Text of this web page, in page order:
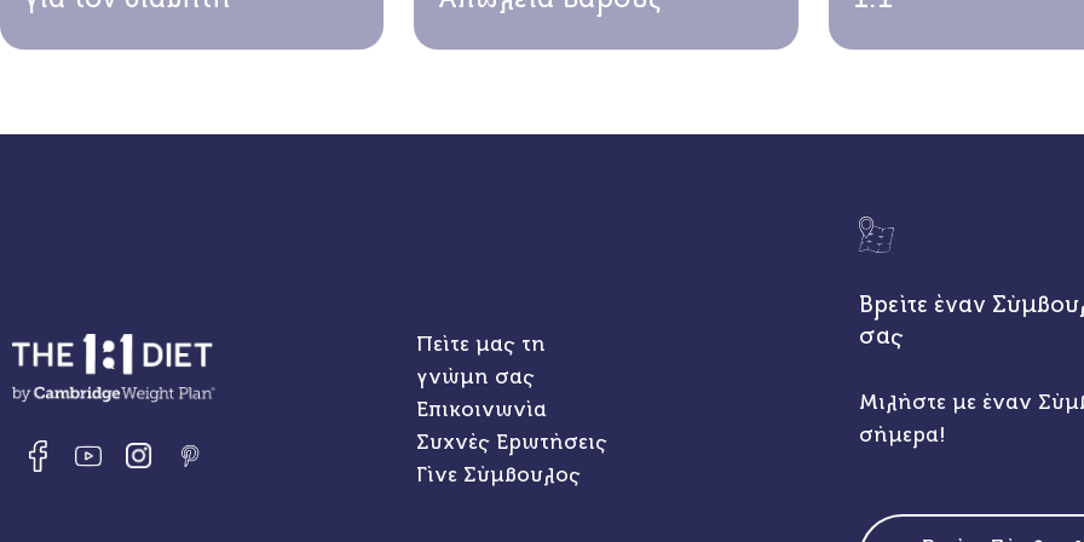
Πείτε μας τη
γνώμη σας
Επικοινωνία
Συχνές Ερωτήσεις
Γίνε Σύμβουλος
Βρείτε έναν
σας
Μιλήστε με έναν
σήμερα!